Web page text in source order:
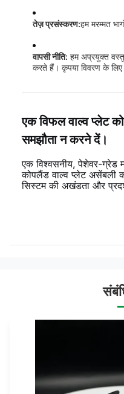
तेज़ प्रसंस्करण:हम मरम्मत
वापसी नीति: हम अप्रयुक्त
करते हैं। कृपया विवरण के लिए
एक विफल वाल्व प्लेट
समझौता न करने दें।
एक विश्वसनीय, पेशेवर-
कोपलैंड वाल्व प्लेट असेंबली
सिस्टम की अखंडता और